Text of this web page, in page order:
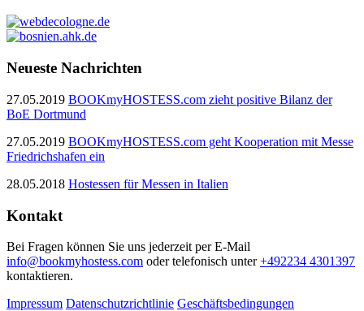
Neueste Nachrichten
27.05.2019 BOOKmyHOSTESS.com zieht positive Bilanz der
BoE Dortmund
27.05.2019 BOOKmyHOSTESS.com geht Kooperation mit Messe
Friedrichshafen ein
28.05.2018 Hostessen für Messen in Italien
Kontakt
Bei Fragen können Sie uns jederzeit per E-Mail
info@bookmyhostess.com oder telefonisch unter+492234 4301397
kontaktieren.
Impressum Datenschutzrichtlinie Geschäftsbedingungen